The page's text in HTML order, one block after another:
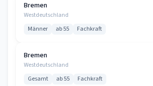
Bremen
Westdeutschland
Männer ab 55 Fachkraft
Bremen
Westdeutschland
Gesamt ab 55 Fachkraft